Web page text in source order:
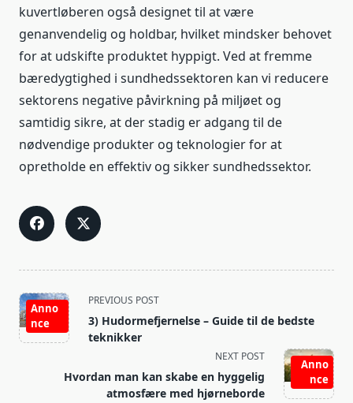
kuvertløberen også designet til at være
genanvendelig og holdbar, hvilket mindsker behovet
for at udskifte produktet hyppigt. Ved at fremme
bæredygtighed i sundhedssektoren kan vi reducere
sektorens negative påvirkning på miljøet og
samtidig sikre, at der stadig er adgang til de
nødvendige produkter og teknologier for at
opretholde en effektiv og sikker sundhedssektor.
<span
class="nav-
subtitle
text">Page</span>
Anno
nce
PREVIOUS POST
3) Hudormefjernelse – Guide til de bedste
teknikker
Anno
nce
NEXT POST
Hvordan man kan skabe en hyggelig
atmosfære med hjørneborde